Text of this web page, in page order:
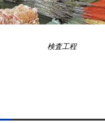
検査工程